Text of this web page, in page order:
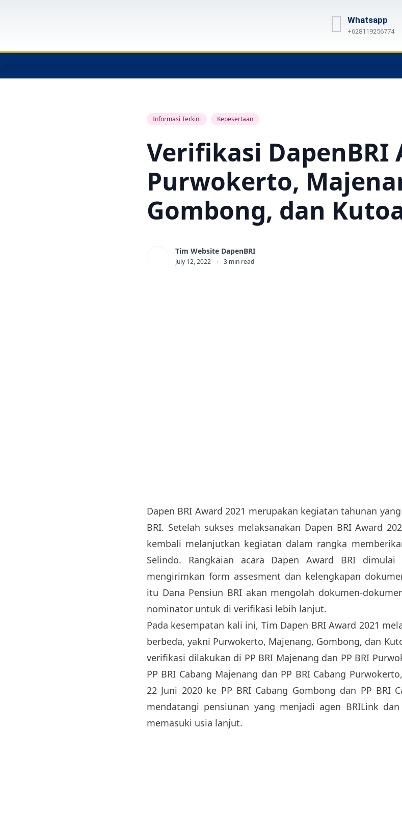
Whatsapp
+628119256774
Informasi Terkini Kepesertaan
Verifikasi DapenBRI
Purwokerto,
Gombong, dan
Tim Website DapenBRI
July 12, 2022 · 3 min read
Dapen BRI Award 2021 merupakan kegiatan tahunan
BRI. Setelah sukses melaksanakan Dapen BRI Award
kembali melanjutkan kegiatan dalam rangka
Selindo. Rangkaian acara Dapen Award BRI
mengirimkan form assesment dan kelengkapan
itu Dana Pensiun BRI akan mengolah dokumen-
nominator untuk di verifikasi lebih lanjut.
Pada kesempatan kali ini, Tim Dapen BRI Award 2021
berbeda, yakni Purwokerto, Majenang, Gombong, dan
verifikasi dilakukan di PP BRI Majenang dan PP BRI
PP BRI Cabang Majenang dan PP BRI Cabang
22 Juni 2020 ke PP BRI Cabang Gombong dan PP BRI
mendatangi pensiunan yang menjadi agen BRILink
memasuki usia lanjut.